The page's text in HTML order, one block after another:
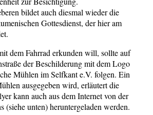
bildet auch diesmal wieder die
Gottesdienst, der hier am
dem Fahrrad erkunden will, sollte auf
der Beschilderung mit dem Logo
Mühlen im Selfkant e.V. folgen. Ein
ausgegeben wird, erläutert die
kann auch aus dem Internet von der
(siehe unten) heruntergeladen werden.